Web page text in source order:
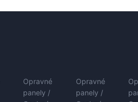
Opravné
panely /
Opravné
panely /